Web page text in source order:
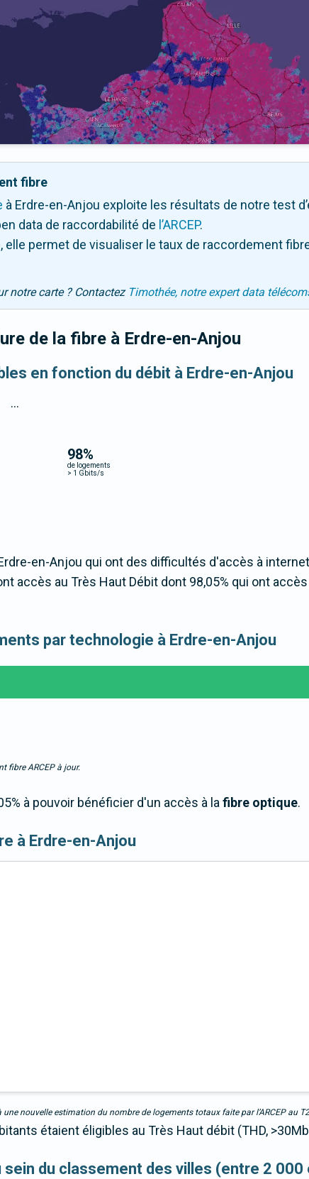
fibre
à Erdre-en-Anjou exploite les résultats de notre test
data de raccordabilité de l’ARCEP.
elle permet de visualiser le taux de raccordement
notre carte ? Contactez Timothée, notre expert data
de la fibre à Erdre-en-Anjou
en fonction du débit à Erdre-en-Anjou
98%
de logements
> 1 Gbits/s
...
en-Anjou qui ont des difficultés d'accès à
accès au Très Haut Débit dont 98,05% qui ont accès
par technologie à Erdre-en-Anjou
fibre ARCEP à jour.
à pouvoir bénéficier d'un accès à lafibre optique.
à Erdre-en-Anjou
nouvelle estimation du nombre de logements totaux faite par l’ARCEP au
étaient éligibles au Très Haut débit (THD,
sein du classement des villes (entre 2